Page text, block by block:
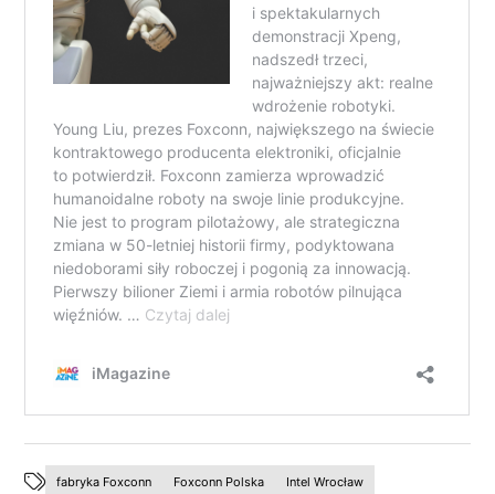
fabryka Foxconn Foxconn Polska Intel Wrocław